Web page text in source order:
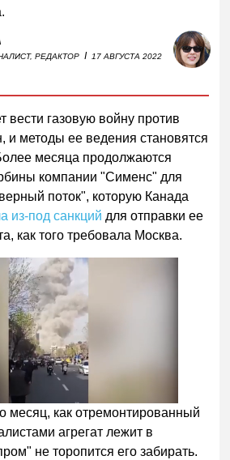
РЕДАКТОР I
17 АВГУСТА 2022
вести газовую войну против
и методы ее ведения становятся
месяца продолжаются
компании "Сименс" для
поток", которую Канада
из-под санкций для отправки ее
как того требовала Москва.
месяц, как отремонтированный
агрегат лежит в
не торопится его забирать.